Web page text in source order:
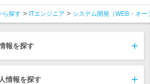
ら探す ITエンジニア システム開発（WEB・オ
報を探す
情報を探す